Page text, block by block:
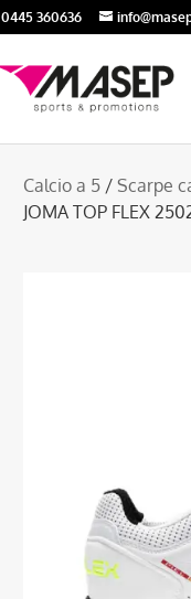
0445 360636
Calcio a 5 / Scarpe
JOMA TOP FLEX